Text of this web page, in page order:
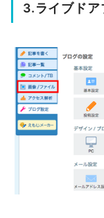
3.ライブドア